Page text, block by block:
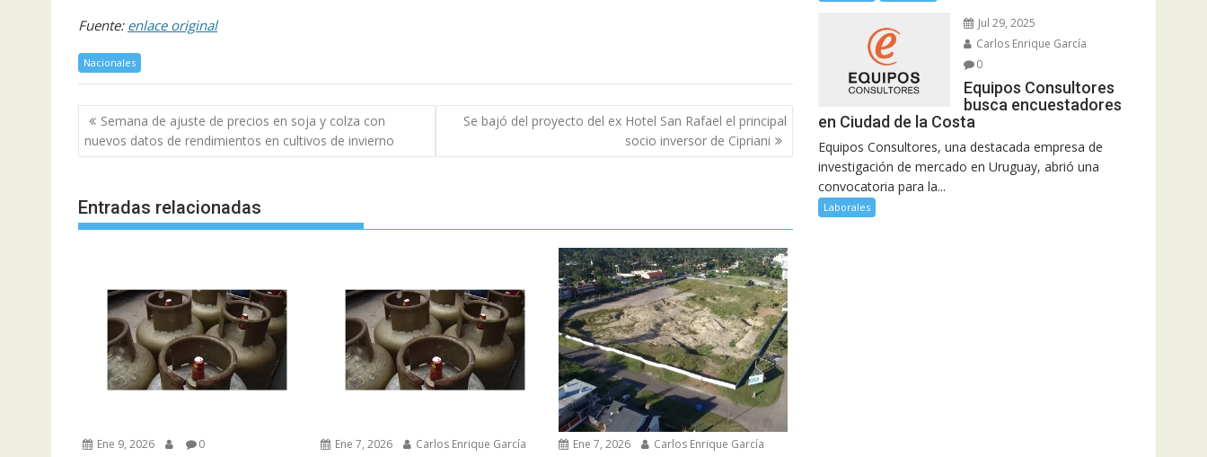
Fuente: enlace original
Nacionales
Navegación
de
entradas
Semana de ajuste de precios en soja y colza con
nuevos datos de rendimientos en cultivos de invierno
Se bajó del proyecto del ex Hotel San Rafael el principal
socio inversor de Cipriani
Entradas relacionadas
Ene 9, 2026 0 Ene 7, 2026
Carlos Enrique García
Ene 7, 2026
Carlos Enrique García
Jul 29, 2025
Carlos Enrique García
0
Equipos Consultores
busca encuestadores
en Ciudad de la Costa
Equipos Consultores, una destacada empresa de
investigación de mercado en Uruguay, abrió una
convocatoria para la...
Laborales